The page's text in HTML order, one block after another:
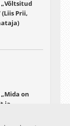
Prii,
on
ja